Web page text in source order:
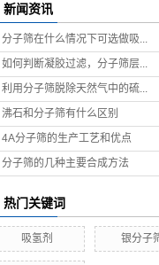
新闻资讯
分子筛在什么情况下可选做吸...
如何判断凝胶过滤，分子筛层...
利用分子筛脱除天然气中的硫...
沸石和分子筛有什么区别
4A分子筛的生产工艺和优点
分子筛的几种主要合成方法
热门关键词
吸氢剂 银分子